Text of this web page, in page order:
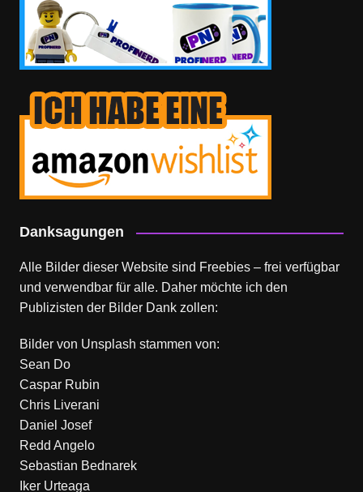
Danksagungen
Alle Bilder dieser Website sind Freebies – frei verfügbar
und verwendbar für alle. Daher möchte ich den
Publizisten der Bilder Dank zollen:
Bilder von Unsplash stammen von:
Sean Do
Caspar Rubin
Chris Liverani
Daniel Josef
Redd Angelo
Sebastian Bednarek
Iker Urteaga